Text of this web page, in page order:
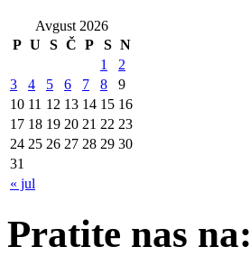
Avgust 2026
P U S Č P S N
« jul
1
2
3
4 5 6 7 8
9
10 11 12 13 14 15 16
17 18 19 20 21 22 23
24 25 26 27 28 29 30
31
Pratite nas na: